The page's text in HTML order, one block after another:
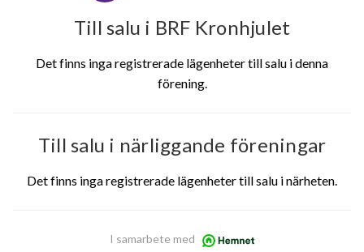
Till salu i BRF Kronhjulet
Det finns inga registrerade lägenheter till salu i denna
förening.
Till salu i närliggande föreningar
Det finns inga registrerade lägenheter till salu i närheten.
I samarbete med